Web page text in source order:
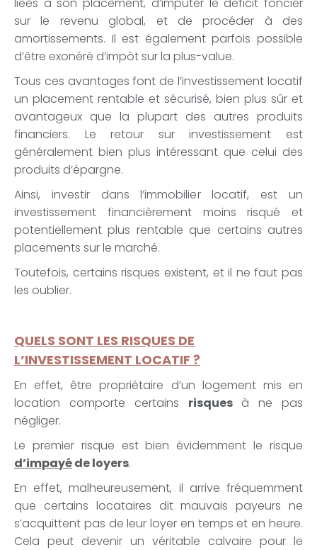
sur le revenu global, et de procéder à des
amortissements. Il est également parfois possible
d’être exonéré d’impôt sur la plus-value.
Tous ces avantages font de l’investissement locatif
un placement rentable et sécurisé, bien plus sûr et
avantageux que la plupart des autres produits
financiers. Le retour sur investissement est
généralement bien plus intéressant que celui des
produits d’épargne.
Ainsi, investir dans l’immobilier locatif, est un
investissement financièrement moins risqué et
potentiellement plus rentable que certains autres
placements sur le marché.
Toutefois, certains risques existent, et il ne faut pas
les oublier.
QUELS SONT LES RISQUES DE
L’INVESTISSEMENT LOCATIF ?
En effet, être propriétaire d’un logement mis en
location comporte certains risquesà ne pas
négliger.
Le premier risque est bien évidemment le risque
d’impayéde loyers.
En effet, malheureusement, il arrive fréquemment
que certains locataires dit mauvais payeurs ne
s’acquittent pas de leur loyer en temps et en heure.
Cela peut devenir un véritable calvaire pour le